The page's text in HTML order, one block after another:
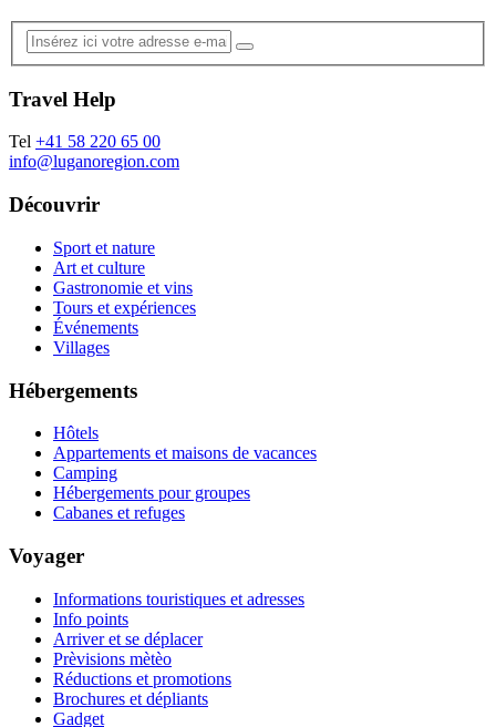
Travel Help
Tel +41 58 220 65 00
info@luganoregion.com
Découvrir
Sport et nature
Art et culture
Gastronomie et vins
Tours et expériences
Événements
Villages
Hébergements
Hôtels
Appartements et maisons de vacances
Camping
Hébergements pour groupes
Cabanes et refuges
Voyager
Informations touristiques et adresses
Info points
Arriver et se déplacer
Prèvisions mètèo
Réductions et promotions
Brochures et dépliants
Gadget